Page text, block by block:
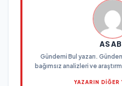
Gündemi Bul yazarı.
bağımsız analizleri ve
YAZARIN DİĞER